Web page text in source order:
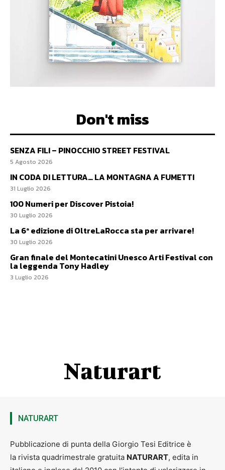
Don't miss
SENZA FILI – PINOCCHIO STREET FESTIVAL
5 Agosto 2026
IN CODA DI LETTURA… LA MONTAGNA A FUMETTI
31 Luglio 2026
100 Numeri per Discover Pistoia!
30 Luglio 2026
La 6ª edizione di OltreLaRocca sta per arrivare!
30 Luglio 2026
Gran finale del Montecatini Unesco Arti Festival con
la leggenda Tony Hadley
3 Luglio 2026
Naturart
NATURART
Pubblicazione di punta della Giorgio Tesi Editrice è
la rivista quadrimestrale gratuita NATURART, edita in